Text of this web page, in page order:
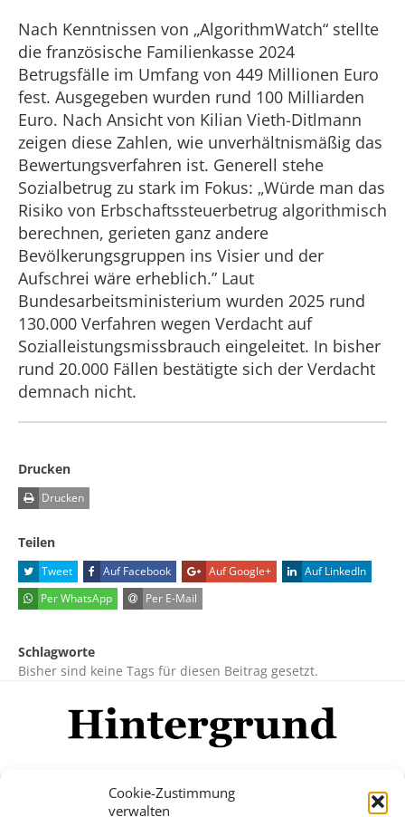
Cookie-Zustimmung
verwalten
Nach Kenntnissen von „AlgorithmWatch“ stellte
die französische Familienkasse 2024
Betrugsfälle im Umfang von 449 Millionen Euro
fest. Ausgegeben wurden rund 100 Milliarden
Euro. Nach Ansicht von Kilian Vieth-Ditlmann
zeigen diese Zahlen, wie unverhältnismäßig das
Bewertungsverfahren ist. Generell stehe
Sozialbetrug zu stark im Fokus: „Würde man das
Risiko von Erbschaftssteuerbetrug algorithmisch
berechnen, gerieten ganz andere
Bevölkerungsgruppen ins Visier und der
Aufschrei wäre erheblich.” Laut
Bundesarbeitsministerium wurden 2025 rund
130.000 Verfahren wegen Verdacht auf
Sozialleistungsmissbrauch eingeleitet. In bisher
rund 20.000 Fällen bestätigte sich der Verdacht
demnach nicht.
Drucken
Drucken
Teilen
Tweet Auf Facebook Auf Google+
Auf LinkedIn
Per WhatsApp
Per E-Mail
Schlagworte
Bisher sind keine Tags für diesen Beitrag gesetzt.